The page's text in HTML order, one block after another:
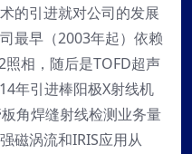
的引进就对公司的发展
最早（2003年起）依赖
相，随后是TOFD超声
年引进棒阳极X射线机
角焊缝射线检测业务量
磁涡流和IRIS应用从